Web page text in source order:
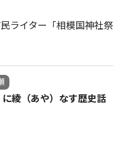
ライター「相模国神社祭
に綾（あや）なす歴史話